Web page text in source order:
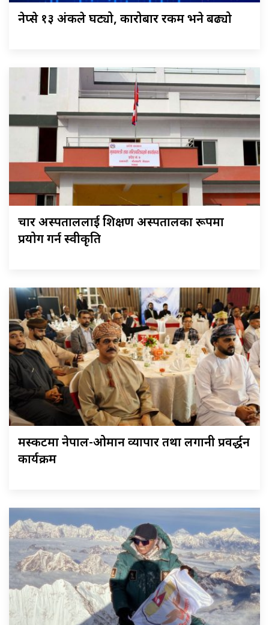
नेप्से १३ अंकले घट्यो, कारोबार रकम भने बढ्यो
चार अस्पताललाई शिक्षण अस्पतालका रूपमा
प्रयोग गर्न स्वीकृति
मस्कटमा नेपाल-ओमान व्यापार तथा लगानी प्रवर्द्धन
कार्यक्रम